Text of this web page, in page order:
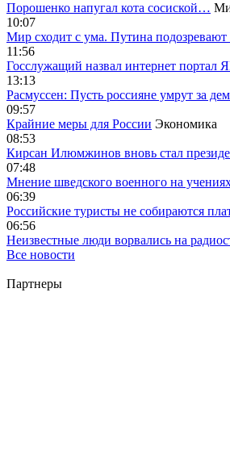
Порошенко напугал кота сосиской…
10:07
Мир сходит с ума. Путина
11:56
Госслужащий назвал интернет портал
13:13
Расмуссен: Пусть россияне умрут за
09:57
Крайние меры для России Экономика
08:53
Кирсан Илюмжинов вновь стал
07:48
Мнение шведского военного на
06:39
Российские туристы не собираются
06:56
Неизвестные люди ворвались на
Все новости
Партнеры